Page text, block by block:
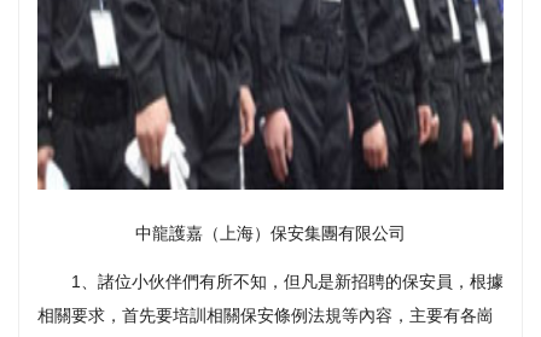
中龍護嘉（上海）保安集團有限公司
1、諸位小伙伴們有所不知，但凡是新招聘的保安員，根據
相關要求，首先要培訓相關保安條例法規等內容，主要有各崗